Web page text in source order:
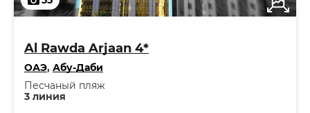
Al Rawda Arjaan 4*
ОАЭ, Абу-Даби
3 линия
Песчаный пляж